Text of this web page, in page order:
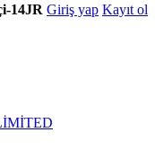
14JR Giriş yap Kayıt ol